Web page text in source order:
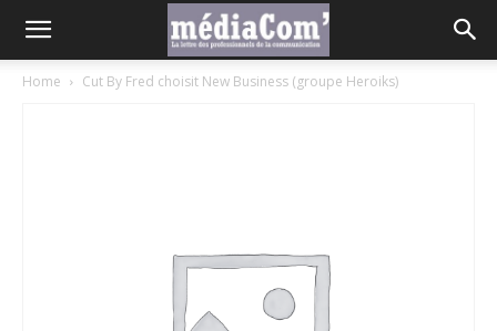
Home Cut By Fred choisit New Business (groupe Heroiks)